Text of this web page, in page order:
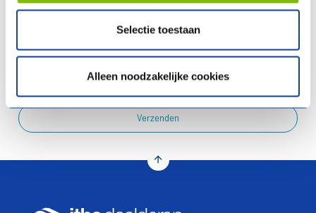
Selectie toestaan
Alleen noodzakelijke cookies
Ik ga akkoord met de privacyvoorwaarden.
* Verplichte velden
Verzenden
arrow_upward